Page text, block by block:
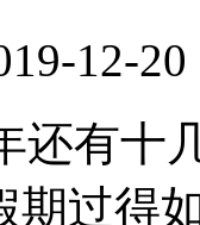
12-20
还有十
期过得